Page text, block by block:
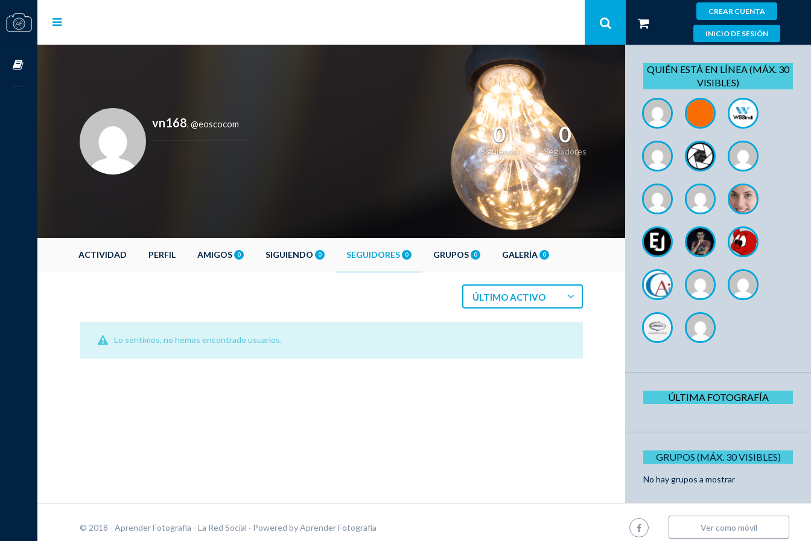
CREAR CUENTA
INICIO DE SESIÓN
vn168, @eoscocom 0
Siguiendo
0
Seguidores
ACTIVIDAD PERFIL AMIGOS 0 SIGUIENDO 0 SEGUIDORES 0 GRUPOS 0 GALERÍA 0
ÚLTIMO ACTIVO
Lo sentimos, no hemos encontrado usuarios.
QUIÉN ESTÁ EN LÍNEA (MÁX. 30
VISIBLES)
ÚLTIMA FOTOGRAFÍA
GRUPOS (MÁX. 30 VISIBLES)
No hay grupos a mostrar
© 2018 - Aprender Fotografía - La Red Social · Powered byAprender Fotografía